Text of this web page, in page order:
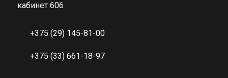
кабинет 606
+375 (29) 145-81-00
+375 (33) 661-18-97